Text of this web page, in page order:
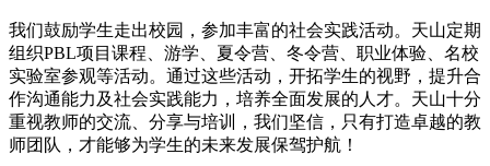
我们鼓励学生走出校园，参加丰富的社会实践活动。天山定期
组织PBL项目课程、游学、夏令营、冬令营、职业体验、名校
实验室参观等活动。通过这些活动，开拓学生的视野，提升合
作沟通能力及社会实践能力，培养全面发展的人才。天山十分
重视教师的交流、分享与培训，我们坚信，只有打造卓越的教
师团队，才能够为学生的未来发展保驾护航！